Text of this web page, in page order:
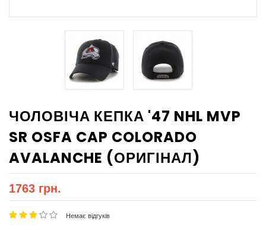
ЧОЛОВІЧА КЕПКА '47 NHL MVP
SR OSFA CAP COLORADO
AVALANCHE (ОРИГІНАЛ)
1763 грн.
Немає відгуків